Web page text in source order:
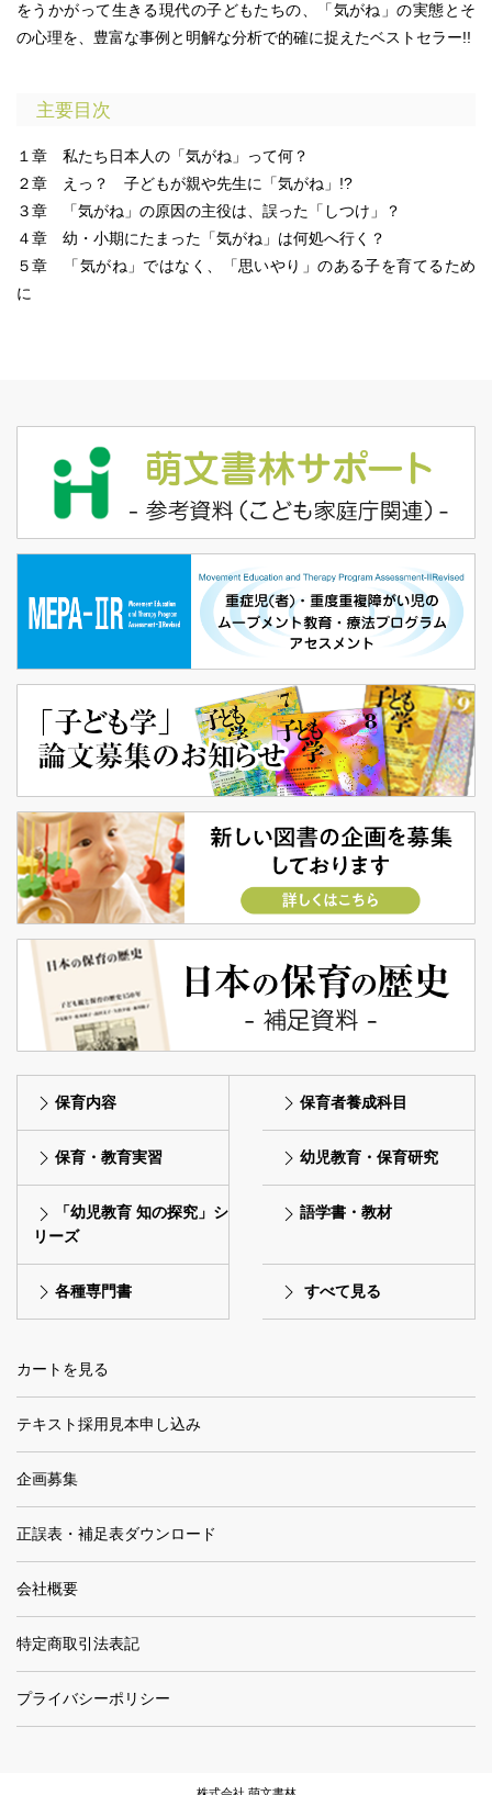
をうかがって生きる現代の子どもたちの、「気がね」の実態とそ
の心理を、豊富な事例と明解な分析で的確に捉えたベストセラー!!
主要目次
１章 私たち日本人の「気がね」って何？
２章 えっ？ 子どもが親や先生に「気がね」!?
３章 「気がね」の原因の主役は、誤った「しつけ」？
４章 幼・小期にたまった「気がね」は何処へ行く？
５章 「気がね」ではなく、「思いやり」のある子を育てるため
に
保育内容 保育者養成科目
保育・教育実習 幼児教育・保育研究
「幼児教育 知の探究」シ
リーズ
語学書・教材
各種専門書 すべて見る
カートを見る
テキスト採用見本申し込み
企画募集
正誤表・補足表ダウンロード
会社概要
特定商取引法表記
プライバシーポリシー